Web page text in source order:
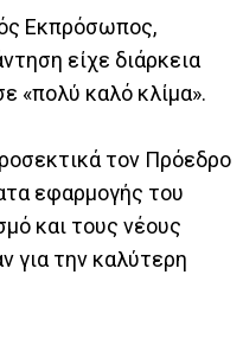
Εκπρόσωπος,
είχε διάρκεια
«πολύ καλό κλίμα».
τον Πρόεδρο
εφαρμογής του
και τους νέους
για την καλύτερη